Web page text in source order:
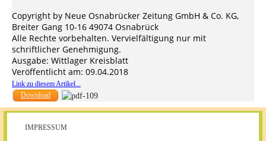
Copyright by Neue Osnabrücker Zeitung GmbH & Co. KG,
Breiter Gang 10-16 49074 Osnabrück
Alle Rechte vorbehalten. Vervielfältigung nur mit
schriftlicher Genehmigung.
Ausgabe: Wittlager Kreisblatt
Veröffentlicht am: 09.04.2018
Link zu diesem Artikel...
Download
IMPRESSUM